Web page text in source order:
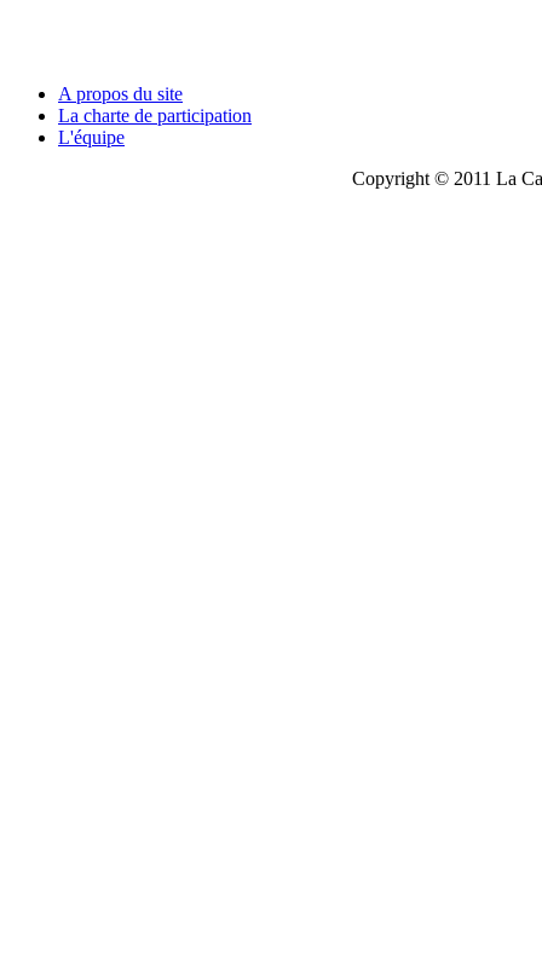
A propos du site
La charte de participation
L'équipe
Copyright © 2011 La